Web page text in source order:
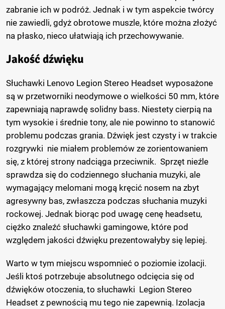
zabranie ich w podróż. Jednak i w tym aspekcie twórcy
nie zawiedli, gdyż obrotowe muszle, które można złożyć
na płasko, nieco ułatwiają ich przechowywanie.
Jakość dźwięku
Słuchawki Lenovo Legion Stereo Headset wyposażone
są w przetworniki neodymowe o wielkości 50 mm, które
zapewniają naprawdę solidny bass. Niestety cierpią na
tym wysokie i średnie tony, ale nie powinno to stanowić
problemu podczas grania. Dźwięk jest czysty i w trakcie
rozgrywki nie miałem problemów ze zorientowaniem
się, z której strony nadciąga przeciwnik. Sprzęt nieźle
sprawdza się do codziennego słuchania muzyki, ale
wymagający melomani mogą kręcić nosem na zbyt
agresywny bas, zwłaszcza podczas słuchania muzyki
rockowej. Jednak biorąc pod uwagę cenę headsetu,
ciężko znaleźć słuchawki gamingowe, które pod
względem jakości dźwięku prezentowałyby się lepiej.
Warto w tym miejscu wspomnieć o poziomie izolacji.
Jeśli ktoś potrzebuje absolutnego odcięcia się od
dźwięków otoczenia, to słuchawki Legion Stereo
Headset z pewnością mu tego nie zapewnią. Izolacja